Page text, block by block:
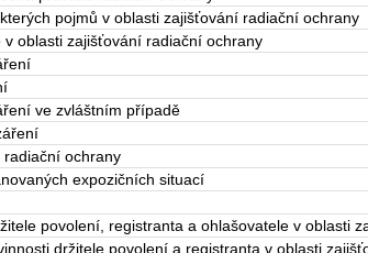
pojmů v oblasti zajišťování radiační ochrany
v oblasti zajišťování radiační ochrany
ve zvláštním případě
radiační ochrany
expozičních situací
povolení, registranta a ohlašovatele v oblasti
držitele povolení a registranta v oblasti